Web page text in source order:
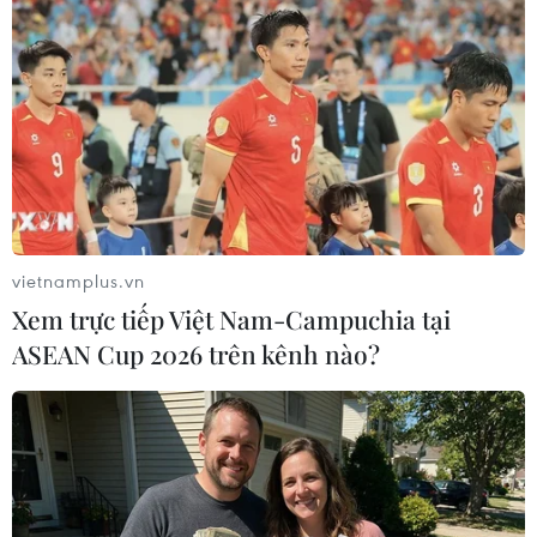
thu hút lao động chất lượng cao
16/09/2021 07:54
Theo những sửa đổi được Nghị viện châu Âu thông qua
ngày 15/9, những người có Thẻ Xanh hiện nay chỉ cần
cam kết làm việc tại EU ít nhất 6 tháng thay vì một năm
như trước đây.
vietnamplus.vn
Xem trực tiếp Việt Nam-Campuchia tại
ASEAN Cup 2026 trên kênh nào?